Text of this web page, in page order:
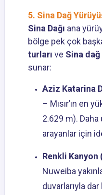
5. Sina Dağ
Sina Dağı ana
bölge pek çok
turları ve Sina
sunar:
Aziz Katarina
– Mısır’ın en
2.629 m).
arayanlar için
Renkli Kanyon
Nuweiba
duvarlarıyla